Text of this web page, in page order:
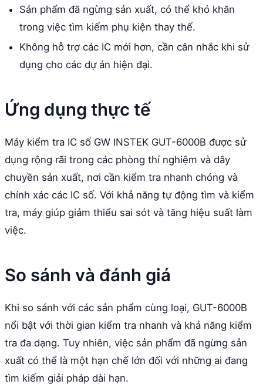
Sản phẩm đã ngừng sản xuất, có thể khó khăn
trong việc tìm kiếm phụ kiện thay thế.
Không hỗ trợ các IC mới hơn, cần cân nhắc khi sử
dụng cho các dự án hiện đại.
Ứng dụng thực tế
Máy kiểm tra IC số GW INSTEK GUT-6000B được sử
dụng rộng rãi trong các phòng thí nghiệm và dây
chuyền sản xuất, nơi cần kiểm tra nhanh chóng và
chính xác các IC số. Với khả năng tự động tìm và kiểm
tra, máy giúp giảm thiểu sai sót và tăng hiệu suất làm
việc.
So sánh và đánh giá
Khi so sánh với các sản phẩm cùng loại, GUT-6000B
nổi bật với thời gian kiểm tra nhanh và khả năng kiểm
tra đa dạng. Tuy nhiên, việc sản phẩm đã ngừng sản
xuất có thể là một hạn chế lớn đối với những ai đang
tìm kiếm giải pháp dài hạn.